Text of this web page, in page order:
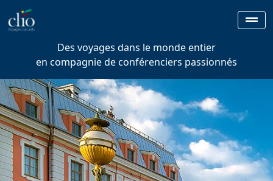
Des voyages dans le monde entier
en compagnie de conférenciers passionnés